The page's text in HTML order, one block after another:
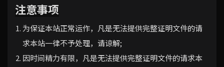
注意事项
为保证本站正常运作，凡是无法提供完整证明文件的请
求本站一律不予处理，请谅解;
因时间精力有限，凡是无法提供完整证明文件的请求本